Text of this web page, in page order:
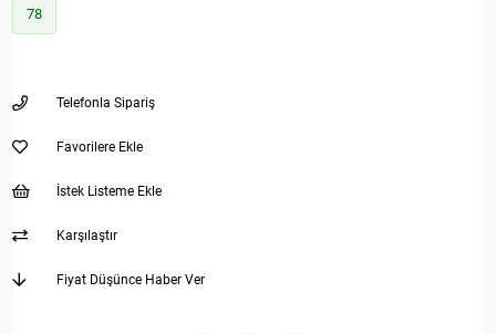
78
Telefonla Sipariş
Favorilere Ekle
İstek Listeme Ekle
Karşılaştır
Fiyat Düşünce Haber Ver